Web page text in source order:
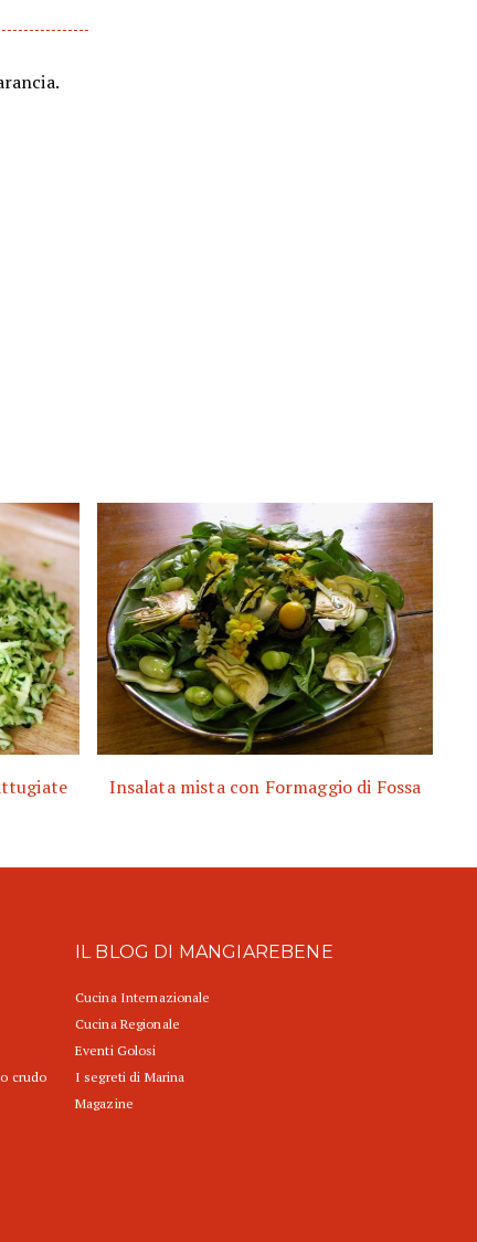
Insalata mista con Formaggio di Fossa
crudo
IL BLOG DI MANGIAREBENE
Cucina Internazionale
Cucina Regionale
Eventi Golosi
I segreti di Marina
Magazine